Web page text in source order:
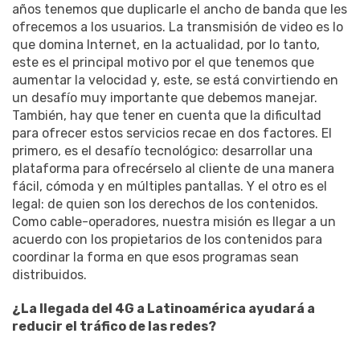
años tenemos que duplicarle el ancho de banda que les
ofrecemos a los usuarios. La transmisión de video es lo
que domina Internet, en la actualidad, por lo tanto,
este es el principal motivo por el que tenemos que
aumentar la velocidad y, este, se está convirtiendo en
un desafío muy importante que debemos manejar.
También, hay que tener en cuenta que la dificultad
para ofrecer estos servicios recae en dos factores. El
primero, es el desafío tecnológico: desarrollar una
plataforma para ofrecérselo al cliente de una manera
fácil, cómoda y en múltiples pantallas. Y el otro es el
legal: de quien son los derechos de los contenidos.
Como cable-operadores, nuestra misión es llegar a un
acuerdo con los propietarios de los contenidos para
coordinar la forma en que esos programas sean
distribuidos.
¿La llegada del 4G a Latinoamérica ayudará a
reducir el tráfico de las redes?